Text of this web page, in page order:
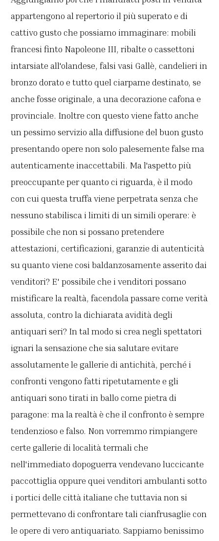
appartengono al repertorio il più superato e di
cattivo gusto che possiamo immaginare: mobili
francesi finto Napoleone III, ribalte o cassettoni
intarsiate all'olandese, falsi vasi Gallè, candelieri in
bronzo dorato e tutto quel ciarpame destinato, se
anche fosse originale, a una decorazione cafona e
provinciale. Inoltre con questo viene fatto anche
un pessimo servizio alla diffusione del buon gusto
presentando opere non solo palesemente false ma
autenticamente inaccettabili. Ma l'aspetto più
preoccupante per quanto ci riguarda, è il modo
con cui questa truffa viene perpetrata senza che
nessuno stabilisca i limiti di un simili operare: è
possibile che non si possano pretendere
attestazioni, certificazioni, garanzie di autenticità
su quanto viene cosi baldanzosamente asserito dai
venditori? E' possibile che i venditori possano
mistificare la realtà, facendola passare come verità
assoluta, contro la dichiarata avidità degli
antiquari seri? In tal modo si crea negli spettatori
ignari la sensazione che sia salutare evitare
assolutamente le gallerie di antichità, perché i
confronti vengono fatti ripetutamente e gli
antiquari sono tirati in ballo come pietra di
paragone: ma la realtà è che il confronto è sempre
tendenzioso e falso. Non vorremmo rimpiangere
certe gallerie di località termali che
nell'immediato dopoguerra vendevano luccicante
paccottiglia oppure quei venditori ambulanti sotto
i portici delle città italiane che tuttavia non si
permettevano di confrontare tali cianfrusaglie con
le opere di vero antiquariato. Sappiamo benissimo